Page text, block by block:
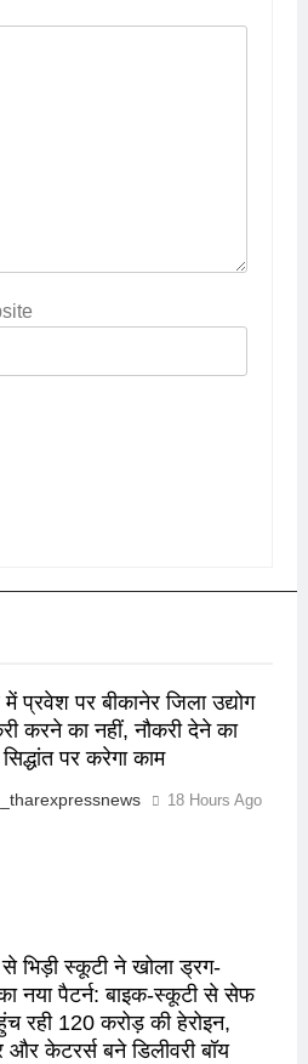
में प्रवेश पर बीकानेर जिला उद्योग
करने का नहीं, नौकरी देने का
पर करेगा काम
18 Hours Ago
से भिड़ी स्कूटी ने खोला ड्रग-
नया पैटर्न: बाइक-स्कूटी से सेफ
रही 120 करोड़ की हेरोइन,
और केटरर्स बने डिलीवरी बॉय